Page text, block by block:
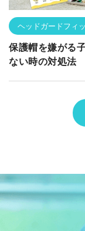
ヘッドガードフィ
保護帽を嫌がる
ない時の対処法